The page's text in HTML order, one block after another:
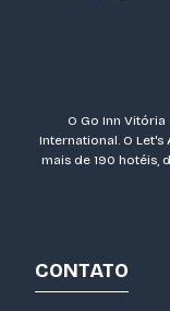
O Go Inn
International. O
mais de 190 hotéis,
CONTATO